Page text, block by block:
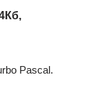
Pascal.